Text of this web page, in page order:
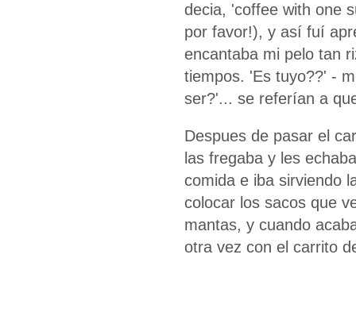
decia, 'coffee with one
por favor!), y así fuí
encantaba mi pelo tan
tiempos. 'Es tuyo??' -
ser?'... se referían a
Despues de pasar el
las fregaba y les
comida e iba sirviendo
colocar los sacos que
mantas, y cuando
otra vez con el carrito